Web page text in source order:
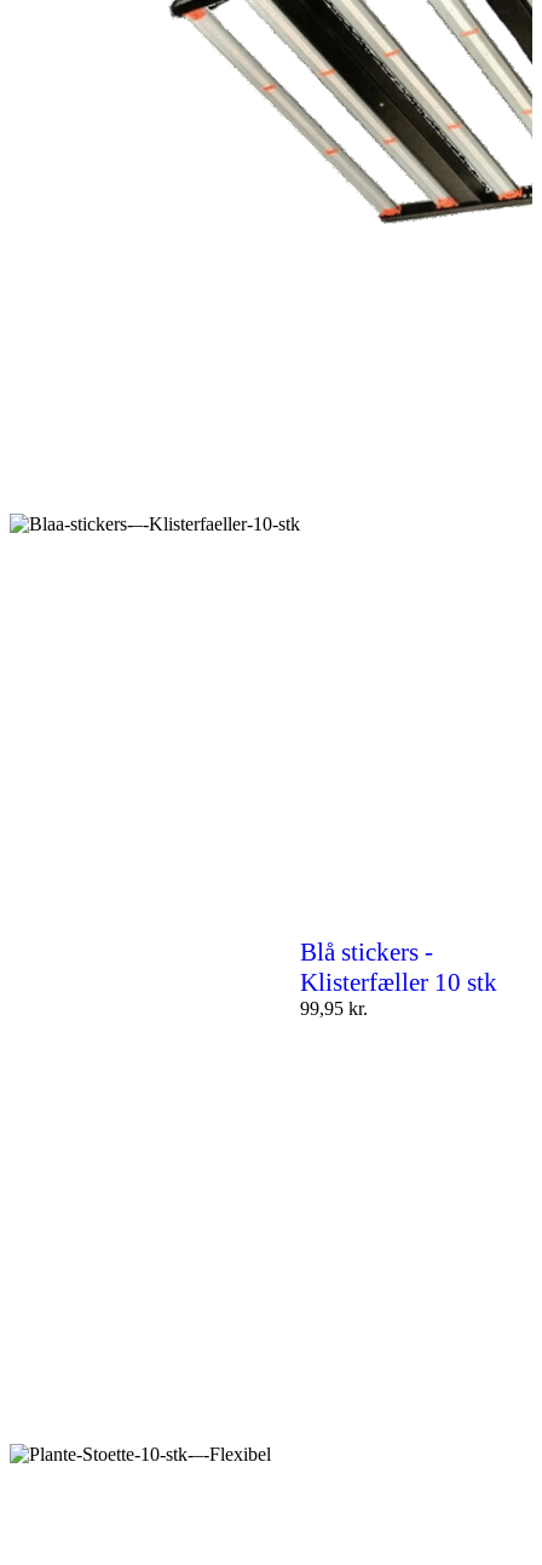
Blå stickers -
Klisterfæller 10 stk
99,95 kr.